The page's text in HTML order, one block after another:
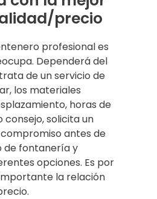
precio
profesional es
Dependerá del
de un servicio de
los materiales
horas de
consejo, solicita un
antes de
de fontanería y
opciones. Es por
la relación